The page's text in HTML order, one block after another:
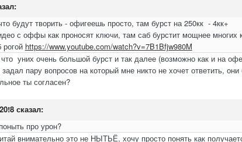
будут творить - офигеешь просто, там бурст на 250кк - 4кк+
с оффы как проносят ключи, там саб бурстит мощнее многих
https://www.youtube.com/watch?v=7B1Bfjw980M
уних очень большой бурст и так далее (возможно как и на
пару вопросов на который мне никто не хочет ответить,
ты согласен?
сказал:
про урон?
внимательно это не НЫТЬЁ, хочу просто понять как